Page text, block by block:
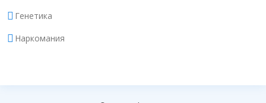
Генетика
Наркомания